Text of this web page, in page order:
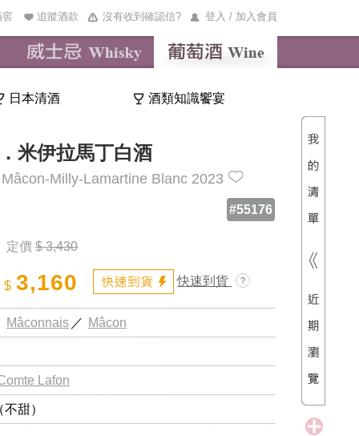
登入 / 加入會員
沒有收到確認信?
追蹤酒款
日本清酒 酒類知識饗宴
米伊拉馬丁白酒
Milly-Lamartine Blanc 2023
#55176
定價$ 3,430
$ 3,160 快速到貨
Mâconnais ／ Mâcon
Lafon
甜）